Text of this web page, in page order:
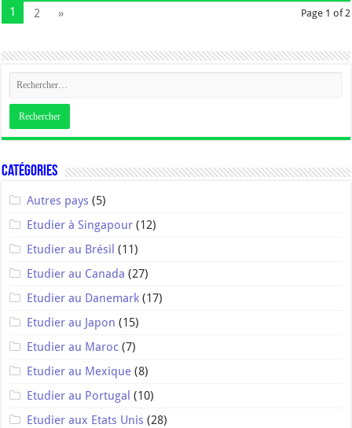
Page 1 of 2
1 2 »
Catégories
Autres pays (5)
Etudier à Singapour (12)
Etudier au Brésil (11)
Etudier au Canada (27)
Etudier au Danemark (17)
Etudier au Japon (15)
Etudier au Maroc (7)
Etudier au Mexique (8)
Etudier au Portugal (10)
Etudier aux Etats Unis (28)